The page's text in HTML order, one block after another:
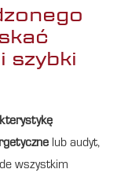
szybki
lub audyt,
wszystkim